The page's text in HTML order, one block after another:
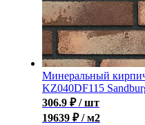
Минеральный
KZ040DF115
306.9 ₽ / шт
19639 ₽ / м2